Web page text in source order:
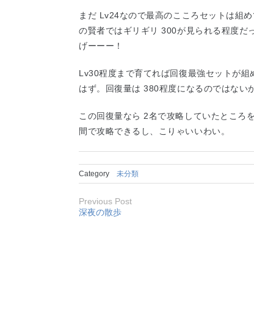
まだ Lv24なので最高のこころセットは組
の賢者ではギリギリ 300が見られる程度だ
げーーー！
Lv30程度まで育てれば回復最強セットが
はず。回復量は 380程度になるのではない
この回復量なら 2名で攻略していたところ
間で攻略できるし、こりゃいいわい。
Category 未分類
Previous Post
深夜の散歩